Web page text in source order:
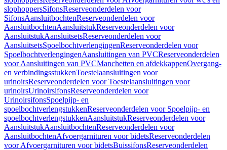
slophoppersSifonsReserveonderdelen voor
SifonsAansluitbochtenReserveonderdelen voor
AansluitbochtenAansluitstukReserveonderdelen voor
AansluitstukAansluitsetsReserveonderdelen voor
AansluitsetsSpoelbochtverlengingenReserveonderdelen voor
SpoelbochtverlengingenAansluitingen van PVCReserveonderdelen
voor Aansluitingen van PVCManchetten en afdekkappenOvergang-
en verbindingsstukkenToestelaansluitingen voor
urinoirsReserveonderdelen voor Toestelaansluitingen voor
urinoirsUrinoirsifonsReserveonderdelen voor
UrinoirsifonsSpoelpijp- en
spoelbochtverlengstukkenReserveonderdelen voor Spoelpijp- en
spoelbochtverlengstukkenAansluitstukReserveonderdelen voor
AansluitstukAansluitbochtenReserveonderdelen voor
AansluitbochtenAfvoergarnituren voor bidetsReserveonderdelen
voor Afvoergarnituren voor bidetsBuissifonsReserveonderdelen